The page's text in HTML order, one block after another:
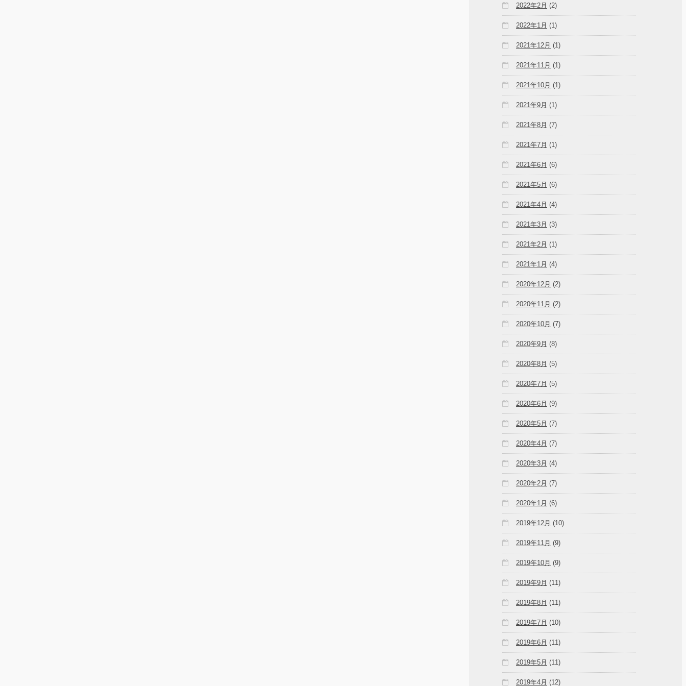
2022年2月 (2)
2022年1月 (1)
2021年12月 (1)
2021年11月 (1)
2021年10月 (1)
2021年9月 (1)
2021年8月 (7)
2021年7月 (1)
2021年6月 (6)
2021年5月 (6)
2021年4月 (4)
2021年3月 (3)
2021年2月 (1)
2021年1月 (4)
2020年12月 (2)
2020年11月 (2)
2020年10月 (7)
2020年9月 (8)
2020年8月 (5)
2020年7月 (5)
2020年6月 (9)
2020年5月 (7)
2020年4月 (7)
2020年3月 (4)
2020年2月 (7)
2020年1月 (6)
2019年12月 (10)
2019年11月 (9)
2019年10月 (9)
2019年9月 (11)
2019年8月 (11)
2019年7月 (10)
2019年6月 (11)
2019年5月 (11)
2019年4月 (12)